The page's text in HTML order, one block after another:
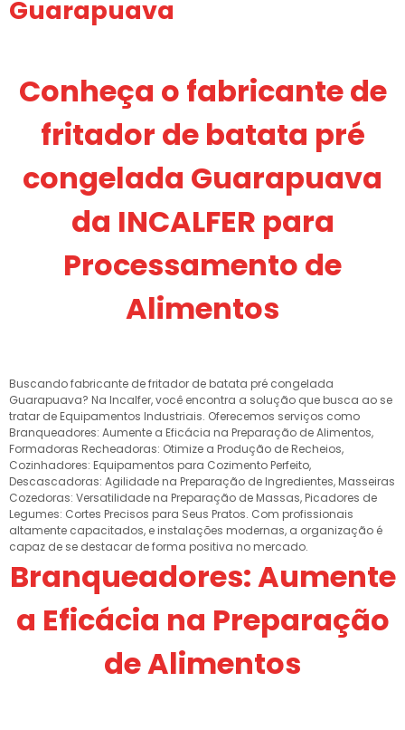
Guarapuava
Conheça o fabricante de
fritador de batata pré
congelada Guarapuava
da INCALFER para
Processamento de
Alimentos
Buscando fabricante de fritador de batata pré congelada
Guarapuava? Na Incalfer, você encontra a solução que busca ao se
tratar de Equipamentos Industriais. Oferecemos serviços como
Branqueadores: Aumente a Eficácia na Preparação de Alimentos,
Formadoras Recheadoras: Otimize a Produção de Recheios,
Cozinhadores: Equipamentos para Cozimento Perfeito,
Descascadoras: Agilidade na Preparação de Ingredientes, Masseiras
Cozedoras: Versatilidade na Preparação de Massas, Picadores de
Legumes: Cortes Precisos para Seus Pratos. Com profissionais
altamente capacitados, e instalações modernas, a organização é
capaz de se destacar de forma positiva no mercado.
Branqueadores: Aumente
a Eficácia na Preparação
de Alimentos